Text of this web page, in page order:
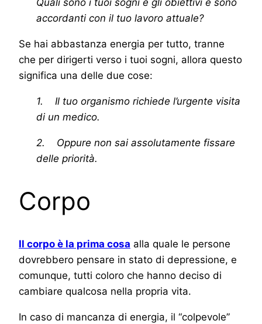
accordanti con il tuo lavoro attuale?
Se hai abbastanza energia per tutto, tranne
che per dirigerti verso i tuoi sogni, allora questo
significa una delle due cose:
1. Il tuo organismo richiede l’urgente visita
di un medico.
2. Oppure non sai assolutamente fissare
delle priorità.
Corpo
Il corpo è la prima cosa alla quale le persone
dovrebbero pensare in stato di depressione, e
comunque, tutti coloro che hanno deciso di
cambiare qualcosa nella propria vita.
In caso di mancanza di energia, il “colpevole”